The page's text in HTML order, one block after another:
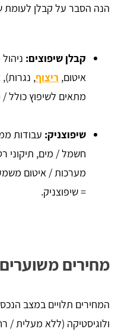
הנה הסבר על קבלן לעומת
קבלן שיפוצים:
איטום, ריצוף,
מתאים לשיפוץ כולל /
שיפוצניק: עבודות
חשמל / מים, תיקוני
מערכות / איטום
= שיפוצניק.
מחירים
המחירים תלויים במצב
ולוגיסטיקה (ללא מעלית /